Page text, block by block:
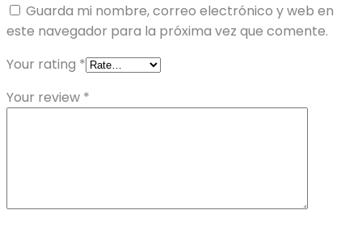
Guarda mi nombre, correo electrónico y web en
este navegador para la próxima vez que comente.
Your rating *
Your review *